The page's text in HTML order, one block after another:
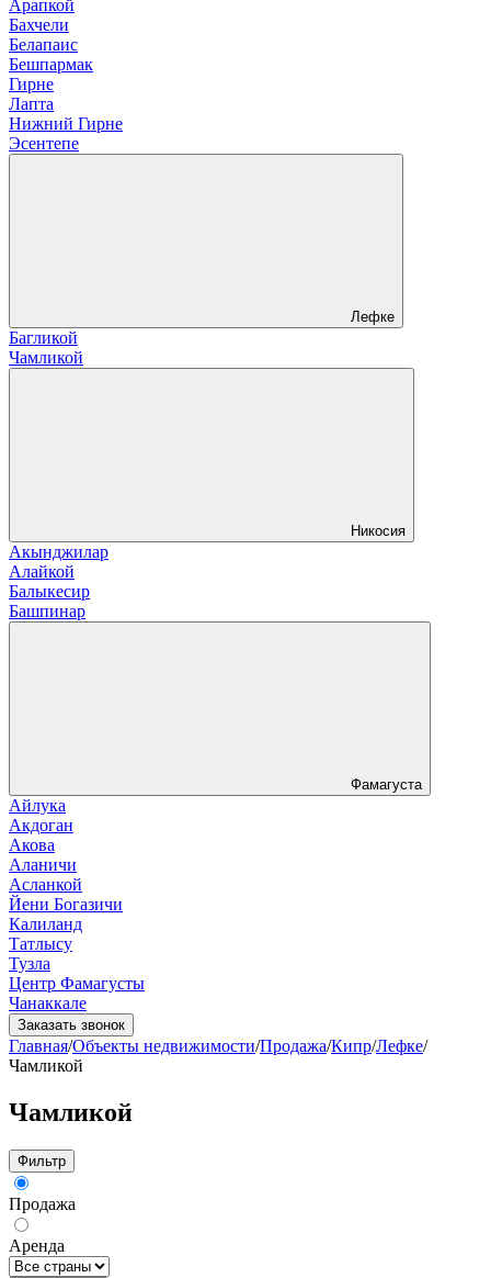
Арапкой
Бахчели
Белапаис
Бешпармак
Гирне
Лапта
Нижний Гирне
Эсентепе
Лефке
Багликой
Чамликой
Никосия
Акынджилар
Алайкой
Балыкесир
Башпинар
Фамагуста
Айлука
Акдоган
Акова
Аланичи
Асланкой
Йени Богазичи
Калиланд
Татлысу
Тузла
Центр Фамагусты
Чанаккале
Заказать звонок
Главная/Объекты недвижимости/Продажа/Кипр/Лефке/
Чамликой
Чамликой
Фильтр
Продажа
Аренда